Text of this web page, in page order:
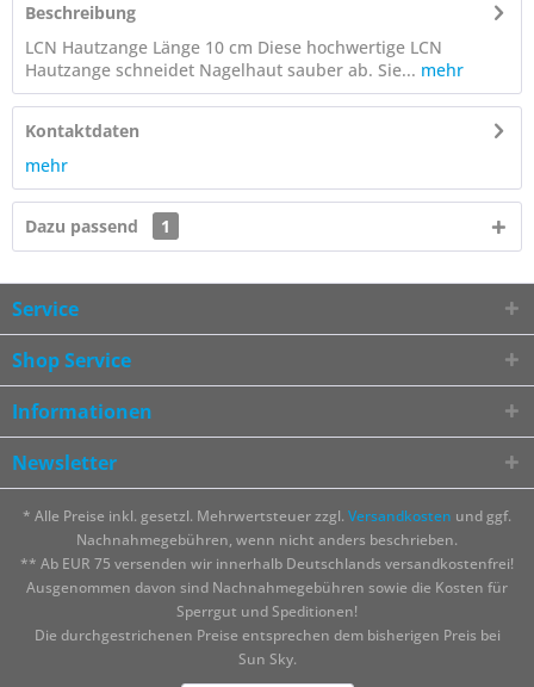
Beschreibung
LCN Hautzange Länge 10 cm Diese hochwertige LCN
Hautzange schneidet Nagelhaut sauber ab. Sie... mehr
Kontaktdaten
mehr
Dazu passend 1
Service
Shop Service
Informationen
Newsletter
* Alle Preise inkl. gesetzl. Mehrwertsteuer zzgl. Versandkosten und ggf.
Nachnahmegebühren, wenn nicht anders beschrieben.
** Ab EUR 75 versenden wir innerhalb Deutschlands versandkostenfrei!
Ausgenommen davon sind Nachnahmegebühren sowie die Kosten für
Sperrgut und Speditionen!
Die durchgestrichenen Preise entsprechen dem bisherigen Preis bei
Sun Sky.